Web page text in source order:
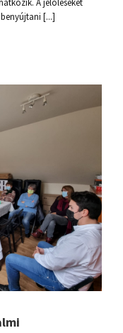
A jelöléseket
[...]